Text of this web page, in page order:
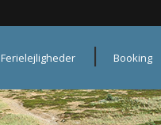
Ferielejligheder Booking